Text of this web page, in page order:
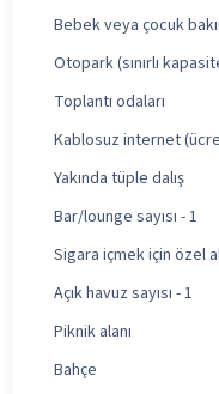
Bebek veya çocuk
Otopark (sınırlı
Toplantı odaları
Kablosuz internet
Yakında tüple dalış
Bar/lounge sayısı - 1
Sigara içmek için özel
Açık havuz sayısı - 1
Piknik alanı
Bahçe